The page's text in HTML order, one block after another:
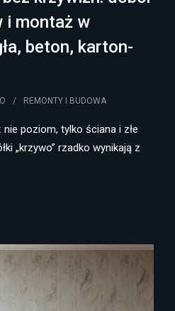
i montaż w
beton, karton-
REMONTY I BUDOWA
poziom, tylko ściana i złe
„krzywo” rzadko wynikają z